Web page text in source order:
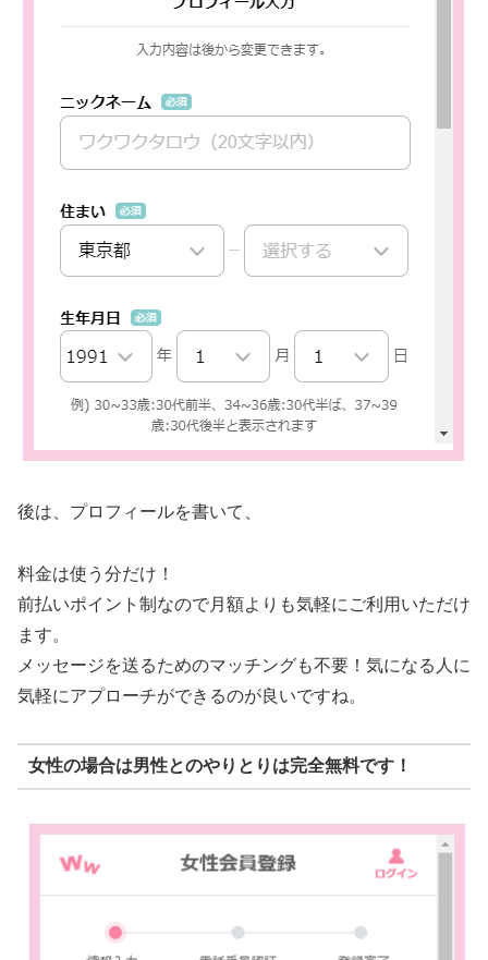
後は、プロフィールを書いて、
料金は使う分だけ！
前払いポイント制なので月額よりも気軽にご利用いただけ
ます。
メッセージを送るためのマッチングも不要！気になる人に
気軽にアプローチができるのが良いですね。
女性の場合は男性とのやりとりは完全無料です！